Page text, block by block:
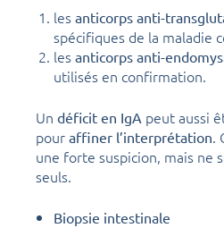
les anticorps anti-
spécifiques de la maladie
les anticorps anti-
utilisés en confirmation.
Un déficit en IgA peut aussi
pour affiner l’interprétation.
une forte suspicion, mais ne
seuls.
Biopsie intestinale